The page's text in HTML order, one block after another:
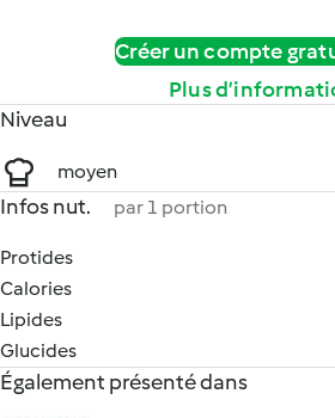
Créer un compte
Plus
Niveau
moyen
Infos nut. par 1 portion
Protides
Calories
Lipides
Glucides
Également présenté dans